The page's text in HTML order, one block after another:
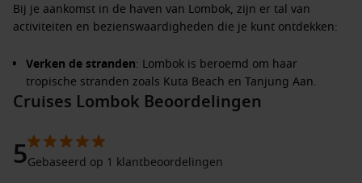
Bij je aankomst in de haven van Lombok, zijn er tal van
activiteiten en bezienswaardigheden die je kunt ontdekken:
Verken de stranden: Lombok is beroemd om haar
tropische stranden zoals Kuta Beach en Tanjung Aan.
Geniet van zonnen, zwemmen of surfactiviteiten in de
Bezoek de traditionele Sasak-dorpen
cultuur en tradities van de Sasak-bevolking. Bezoek dorpen
Cruises Lombok Beoordelingen
5Gebaseerd op 1 klantbeoordelingen